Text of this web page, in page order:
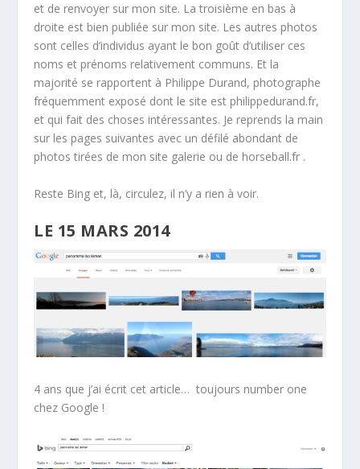
et de renvoyer sur mon site. La troisième en bas à
droite est bien publiée sur mon site. Les autres photos
sont celles d’individus ayant le bon goût d’utiliser ces
noms et prénoms relativement communs. Et la
majorité se rapportent à Philippe Durand, photographe
fréquemment exposé dont le site est philippedurand.fr,
et qui fait des choses intéressantes. Je reprends la main
sur les pages suivantes avec un défilé abondant de
photos tirées de mon site galerie ou de horseball.fr .
Reste Bing et, là, circulez, il n’y a rien à voir.
LE 15 MARS 2014
4 ans que j’ai écrit cet article… toujours number one
chez Google !